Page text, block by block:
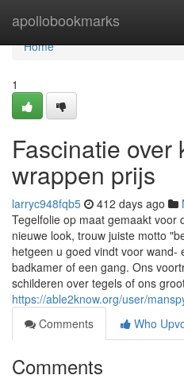
apollobookmarks
Home
Home
1
Fascinatie over
wrappen prijs
larryc948fqb5 412 days ago
Tegelfolie op maat gemaakt voor
nieuwe look, trouw juiste motto
hetgeen u goed vindt voor
badkamer of een gang. Ons
schilderen over tegels of ons
https://able2know.org/user/
Comments
Who
Comments